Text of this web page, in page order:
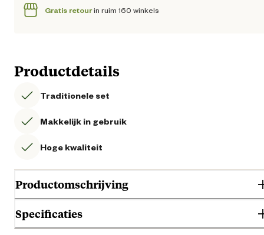
Gratis retourin ruim 160 winkels
Productdetails
Traditionele set
Makkelijk in gebruik
Hoge kwaliteit
Productomschrijving
Specificaties